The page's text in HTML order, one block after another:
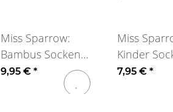
Miss Sparrow:
Bambus Socken
Damen Mini Floral
9,95 € *
Miss
Kinder
Bambus
pink 4-6
7,95 € *